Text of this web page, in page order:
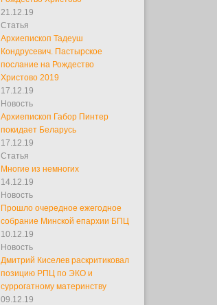
21.12.19
Статья
Архиепископ Тадеуш
Кондрусевич. Пастырское
послание на Рождество
Христово 2019
17.12.19
Новость
Архиепископ Габор Пинтер
покидает Беларусь
17.12.19
Статья
Многие из немногих
14.12.19
Новость
Прошло очередное ежегодное
собрание Минской епархии БПЦ
10.12.19
Новость
Дмитрий Киселев раскритиковал
позицию РПЦ по ЭКО и
суррогатному материнству
09.12.19